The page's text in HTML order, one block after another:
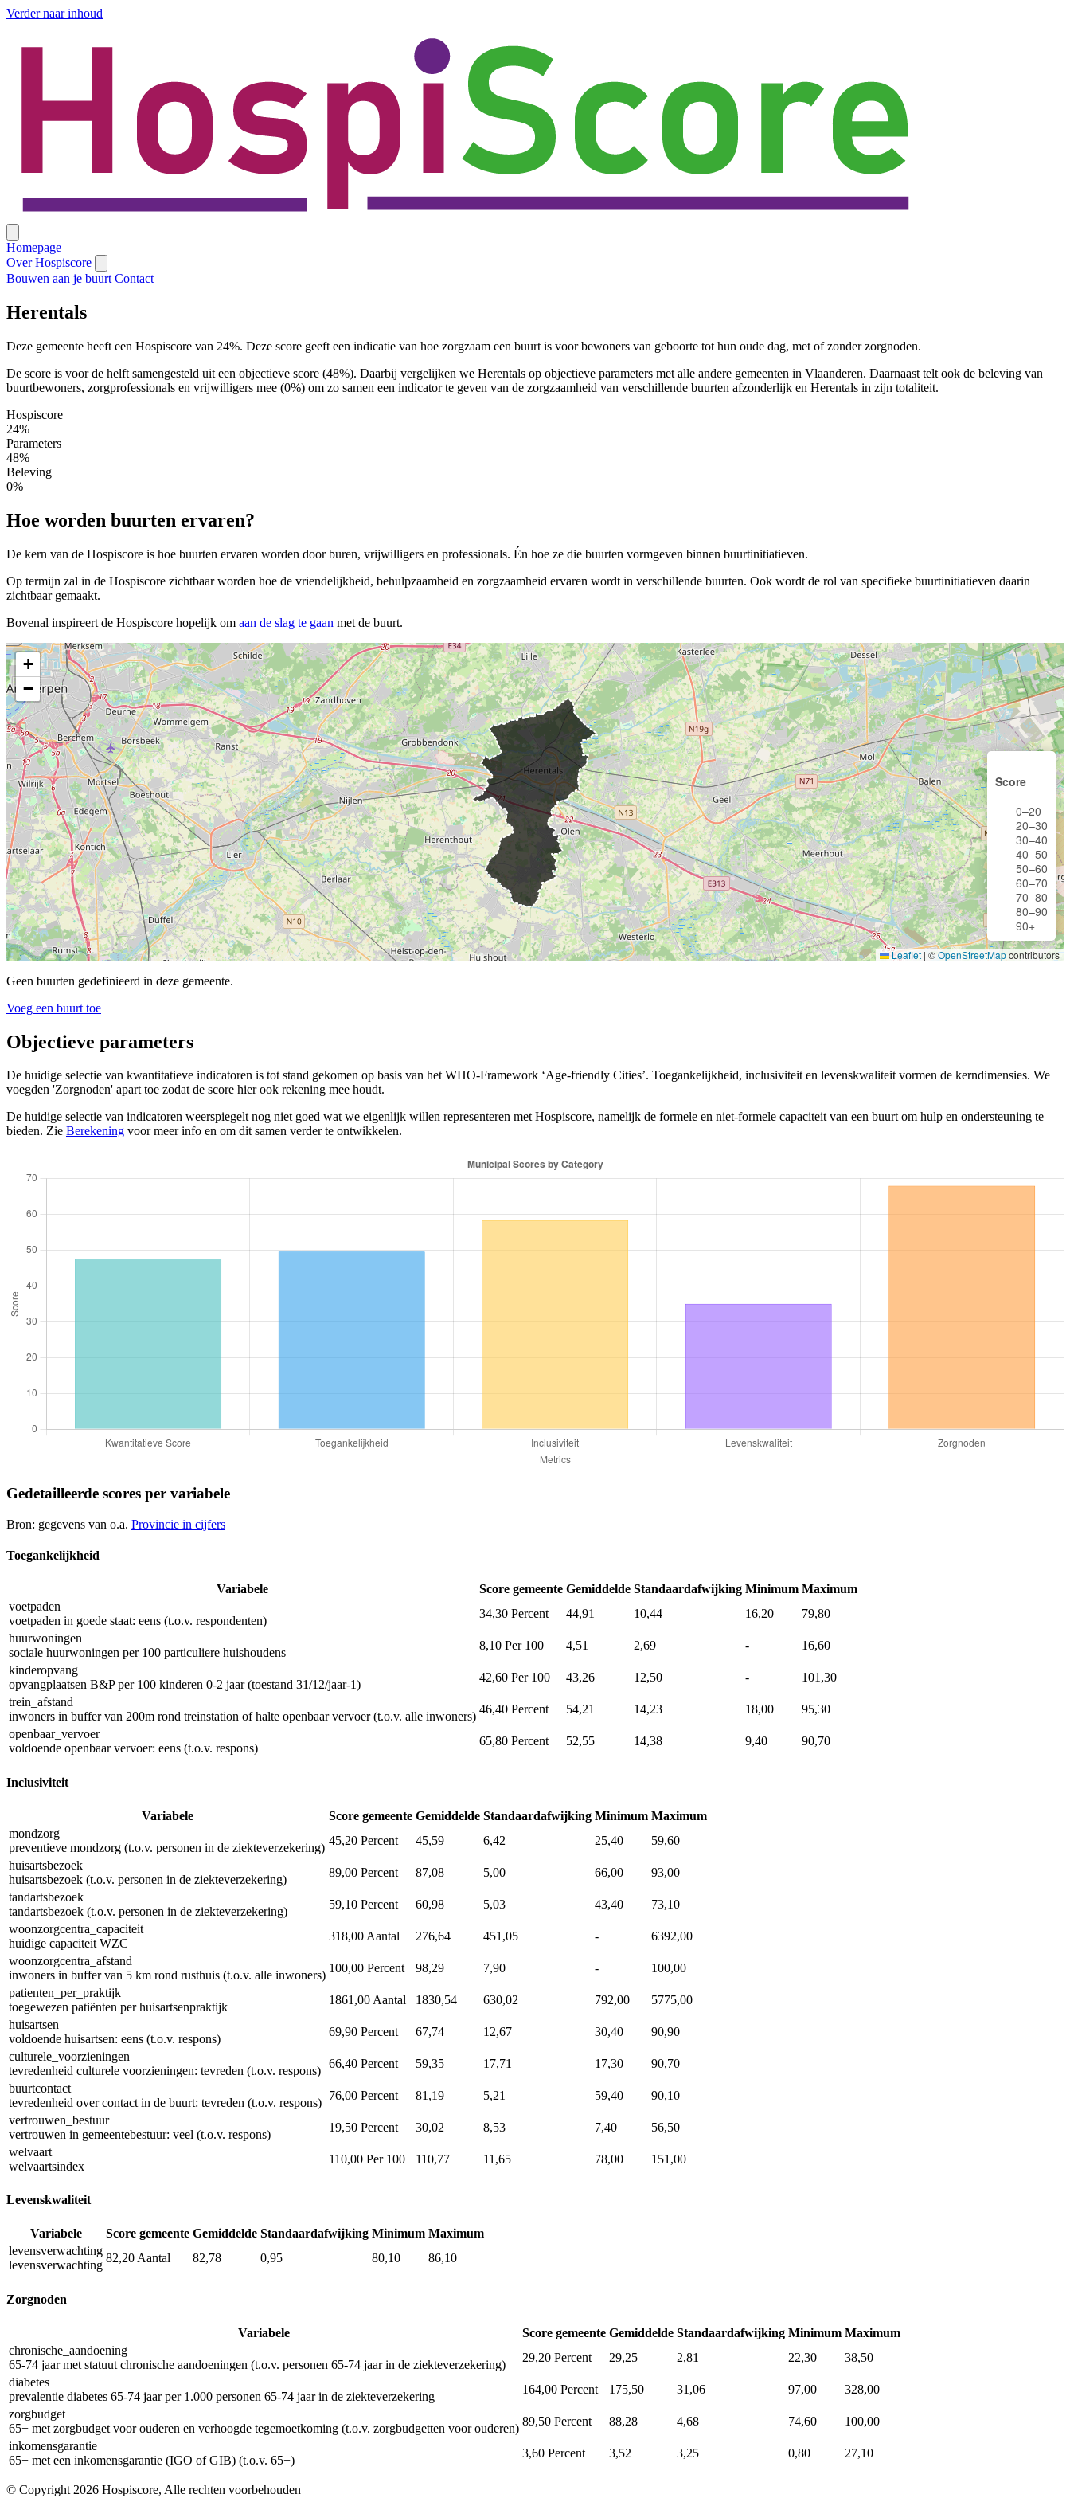
Verder naar inhoud
Homepage
Over Hospiscore
Bouwen aan je buurt Contact
Herentals
Deze gemeente heeft een Hospiscore van 24%. Deze score geeft een indicatie van hoe zorgzaam een buurt is voor bewoners van geboorte tot hun oude dag, met of zonder zorgnoden.
De score is voor de helft samengesteld uit een objectieve score (48%). Daarbij vergelijken we Herentals op objectieve parameters met alle andere gemeenten in Vlaanderen. Daarnaast telt ook de beleving van
buurtbewoners, zorgprofessionals en vrijwilligers mee (0%) om zo samen een indicator te geven van de zorgzaamheid van verschillende buurten afzonderlijk en Herentals in zijn totaliteit.
Hospiscore
24%
Parameters
48%
Beleving
0%
Hoe worden buurten ervaren?
De kern van de Hospiscore is hoe buurten ervaren worden door buren, vrijwilligers en professionals. Én hoe ze die buurten vormgeven binnen buurtinitiatieven.
Op termijn zal in de Hospiscore zichtbaar worden hoe de vriendelijkheid, behulpzaamheid en zorgzaamheid ervaren wordt in verschillende buurten. Ook wordt de rol van specifieke buurtinitiatieven daarin
zichtbaar gemaakt.
Bovenal inspireert de Hospiscore hopelijk om aan de slag te gaan met de buurt.
+
−
Score
0–20
20–30
30–40
40–50
50–60
60–70
70–80
80–90
90+
Leaflet | ©OpenStreetMapcontributors
Geen buurten gedefinieerd in deze gemeente.
Voeg een buurt toe
Objectieve parameters
De huidige selectie van kwantitatieve indicatoren is tot stand gekomen op basis van het WHO-Framework ‘Age-friendly Cities’. Toegankelijkheid, inclusiviteit en levenskwaliteit vormen de kerndimensies. We
voegden 'Zorgnoden' apart toe zodat de score hier ook rekening mee houdt.
De huidige selectie van indicatoren weerspiegelt nog niet goed wat we eigenlijk willen representeren met Hospiscore, namelijk de formele en niet-formele capaciteit van een buurt om hulp en ondersteuning te
bieden. Zie Berekening voor meer info en om dit samen verder te ontwikkelen.
Gedetailleerde scores per variabele
Bron: gegevens van o.a. Provincie in cijfers
Toegankelijkheid
Variabele Score gemeente Gemiddelde Standaardafwijking Minimum Maximum
voetpaden
voetpaden in goede staat: eens (t.o.v. respondenten)
34,30 Percent 44,91 10,44 16,20
79,80
huurwoningen
sociale huurwoningen per 100 particuliere huishoudens
8,10 Per 100 4,51 2,69 -
16,60
kinderopvang
opvangplaatsen B&P per 100 kinderen 0-2 jaar (toestand 31/12/jaar-1)
42,60 Per 100 43,26 12,50 -
101,30
trein_afstand
inwoners in buffer van 200m rond treinstation of halte openbaar vervoer (t.o.v. alle inwoners)
46,40 Percent 54,21 14,23 18,00
95,30
openbaar_vervoer
voldoende openbaar vervoer: eens (t.o.v. respons)
65,80 Percent 52,55 14,38 9,40 90,70
Inclusiviteit
Variabele Score gemeente Gemiddelde Standaardafwijking Minimum Maximum
mondzorg
preventieve mondzorg (t.o.v. personen in de ziekteverzekering)
45,20 Percent 45,59 6,42 25,40
59,60
huisartsbezoek
huisartsbezoek (t.o.v. personen in de ziekteverzekering)
89,00 Percent 87,08 5,00 66,00
93,00
tandartsbezoek
tandartsbezoek (t.o.v. personen in de ziekteverzekering)
59,10 Percent 60,98 5,03 43,40
73,10
woonzorgcentra_capaciteit
huidige capaciteit WZC
318,00 Aantal 276,64 451,05 -
6392,00
woonzorgcentra_afstand
inwoners in buffer van 5 km rond rusthuis (t.o.v. alle inwoners)
100,00 Percent 98,29 7,90 -
100,00
patienten_per_praktijk
toegewezen patiënten per huisartsenpraktijk
1861,00 Aantal 1830,54 630,02 792,00
5775,00
huisartsen
voldoende huisartsen: eens (t.o.v. respons)
69,90 Percent 67,74 12,67 30,40
90,90
culturele_voorzieningen
tevredenheid culturele voorzieningen: tevreden (t.o.v. respons)
66,40 Percent 59,35 17,71 17,30
90,70
buurtcontact
tevredenheid over contact in de buurt: tevreden (t.o.v. respons)
76,00 Percent 81,19 5,21 59,40
90,10
vertrouwen_bestuur
vertrouwen in gemeentebestuur: veel (t.o.v. respons)
19,50 Percent 30,02 8,53 7,40
56,50
welvaart
welvaartsindex
110,00 Per 100 110,77 11,65 78,00 151,00
Levenskwaliteit
Variabele Score gemeente Gemiddelde Standaardafwijking Minimum Maximum
levensverwachting
levensverwachting
82,20Aantal 82,78 0,95 80,10 86,10
Zorgnoden
Variabele Score gemeente Gemiddelde Standaardafwijking Minimum Maximum
chronische_aandoening
65-74 jaar met statuut chronische aandoeningen (t.o.v. personen 65-74 jaar in de ziekteverzekering)
29,20 Percent 29,25 2,81 22,30
38,50
diabetes
prevalentie diabetes 65-74 jaar per 1.000 personen 65-74 jaar in de ziekteverzekering
164,00 Percent 175,50 31,06 97,00
328,00
zorgbudget
65+ met zorgbudget voor ouderen en verhoogde tegemoetkoming (t.o.v. zorgbudgetten voor ouderen)
89,50 Percent 88,28 4,68 74,60
100,00
inkomensgarantie
65+ met een inkomensgarantie (IGO of GIB) (t.o.v. 65+)
3,60 Percent 3,52 3,25 0,80 27,10
© Copyright 2026 Hospiscore, Alle rechten voorbehouden